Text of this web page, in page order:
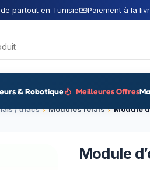
partout en Tunisie Paiement à la
& Robotique Meilleures Offres
/ triacs Modules relais Module
Module